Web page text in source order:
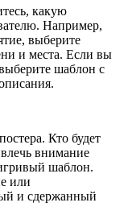
какую
Например,
выберите
и места. Если вы
шаблон с
Кто будет
внимание
шаблон.
или
и сдержанный